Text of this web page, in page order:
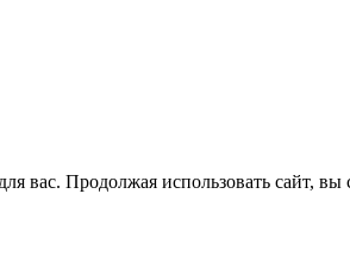
вас. Продолжая использовать сайт,